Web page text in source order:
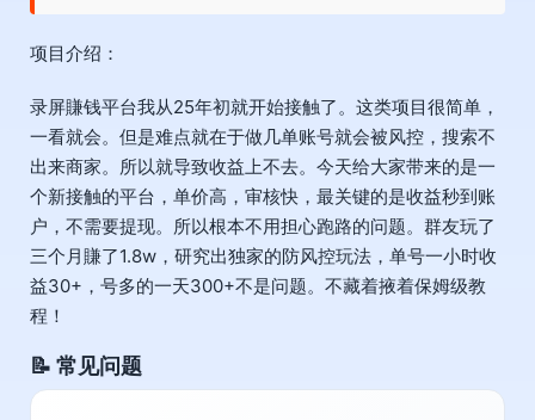
项目介绍：
录屏賺钱平台我从25年初就开始接触了。这类项目很简单，
一看就会。但是难点就在于做几单账号就会被风控，搜索不
出来商家。所以就导致收益上不去。今天给大家带来的是一
个新接触的平台，单价高，审核快，最关键的是收益秒到账
户，不需要提现。所以根本不用担心跑路的问题。群友玩了
三个月賺了1.8w，研究出独家的防风控玩法，单号一小时收
益30+，号多的一天300+不是问题。不藏着掖着保姆级教
程！
📝 常见问题